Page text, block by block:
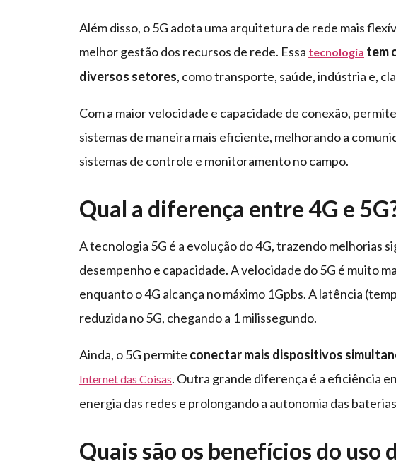
Além disso, o 5G adota uma arquitetura de rede mais
melhor gestão dos recursos de rede. Essa tecnologia tem
diversos setores, como transporte, saúde, indústria e,
Com a maior velocidade e capacidade de conexão,
sistemas de maneira mais eficiente, melhorando a
sistemas de controle e monitoramento no campo.
Qual a diferença entre 4G e
A tecnologia 5G é a evolução do 4G, trazendo melhorias
desempenho e capacidade. A velocidade do 5G é muito
enquanto o 4G alcança no máximo 1Gpbs. A latência
reduzida no 5G, chegando a 1 milissegundo.
Ainda, o 5G permite conectar mais dispositivos
Internet das Coisas. Outra grande diferença é a eficiência
energia das redes e prolongando a autonomia das
Quais são os benefícios do uso